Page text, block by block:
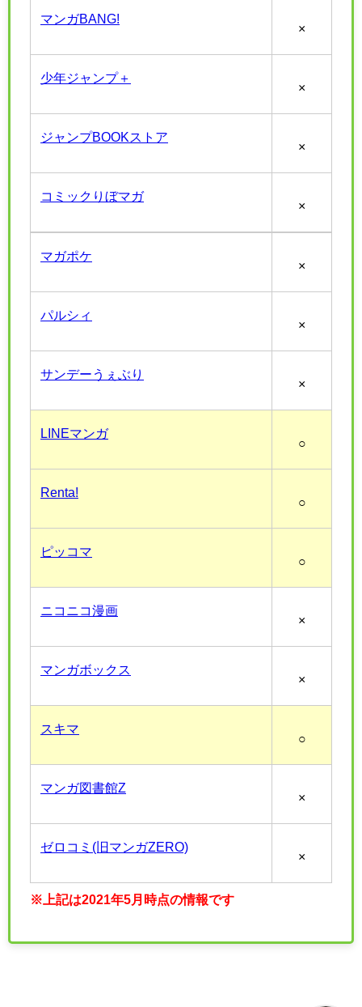
マンガBANG!
×
少年ジャンプ＋
×
ジャンプBOOKストア
×
コミックりぼマガ
×
マガポケ
×
パルシィ
×
サンデーうぇぶり
×
LINEマンガ
○
Renta!
○
ピッコマ
○
ニコニコ漫画
×
マンガボックス
×
スキマ
○
マンガ図書館Z
×
ゼロコミ(旧マンガZERO)
×
※上記は2021年5月時点の情報です